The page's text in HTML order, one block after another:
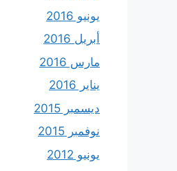
يونيو 2016
أبريل 2016
مارس 2016
يناير 2016
ديسمبر 2015
نوفمبر 2015
يونيو 2012